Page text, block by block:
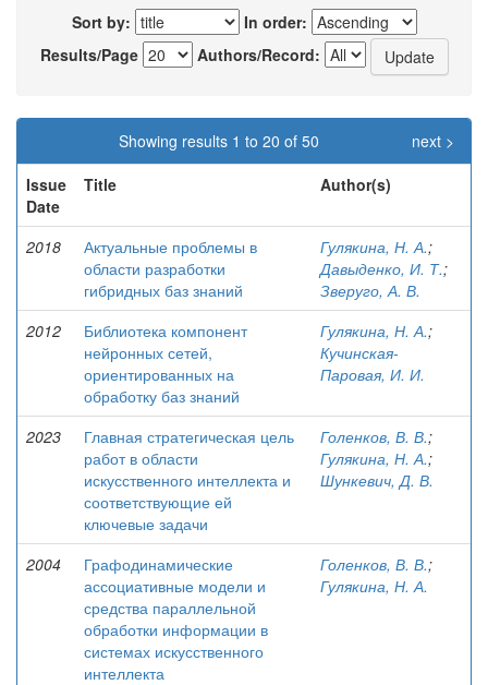
Sort by:
In order:
Results/Page
Authors/Record:
Showing results 1 to 20 of 50
next >
Issue
Date
Title Author(s)
2018
Актуальные проблемы в
области разработки
гибридных баз знаний
Гулякина, Н. А.;
Давыденко, И. Т.;
Зверуго, А. В.
2012
Библиотека компонент
нейронных сетей,
ориентированных на
обработку баз знаний
Гулякина, Н. А.;
Кучинская-
Паровая, И. И.
2023
Главная стратегическая цель
работ в области
искусственного интеллекта и
соответствующие ей
ключевые задачи
Голенков, В. В.;
Гулякина, Н. А.;
Шункевич, Д. В.
2004
Графодинамические
ассоциативные модели и
средства параллельной
обработки информации в
системах искусственного
интеллекта
Голенков, В. В.;
Гулякина, Н. А.